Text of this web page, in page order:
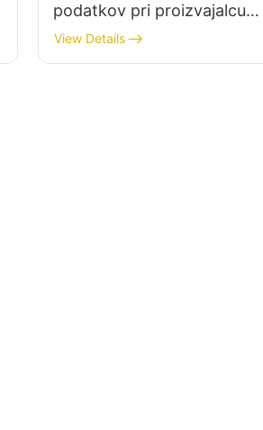
podatkov pri proizvajalcu
igralnih dodatkov za e-šport
View Details